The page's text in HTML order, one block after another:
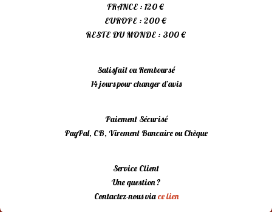
FRANCE : 120 €
EUROPE : 200 €
RESTE DU MONDE : 300 €
Satisfait ou Remboursé
14 jours pour changer d’avis
Paiement Sécurisé
PayPal, CB, Virement Bancaire ou Chèque
Service Client
Une question ?
Contactez-nous viace lien